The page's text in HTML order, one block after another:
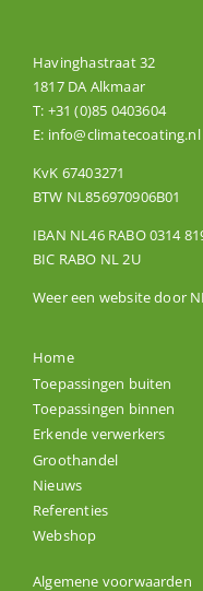
Home
Toepassingen buiten
Toepassingen binnen
Erkende verwerkers
Groothandel
Nieuws
Referenties
Webshop
Algemene voorwaarden
Havinghastraat 32
1817 DA Alkmaar
T: +31 (0)85 0403604
E: info@climatecoating.nl
KvK 67403271
BTW NL856970906B01
IBAN NL46 RABO 0314
BIC RABO NL 2U
Weer een website door